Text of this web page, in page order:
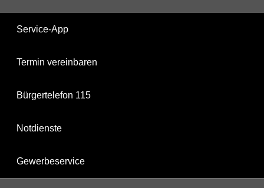
Service-App
Termin vereinbaren
Bürgertelefon 115
Notdienste
Gewerbeservice